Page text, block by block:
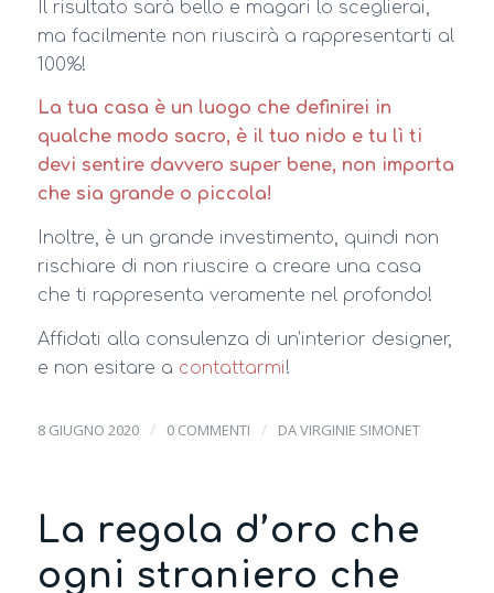
Il risultato sarà bello e magari lo sceglierai,
ma facilmente non riuscirà a rappresentarti al
100%!
La tua casa è un luogo che definirei in
qualche modo sacro, è il tuo nido e tu lì ti
devi sentire davvero super bene, non importa
che sia grande o piccola!
Inoltre, è un grande investimento, quindi non
rischiare di non riuscire a creare una casa
che ti rappresenta veramente nel profondo!
Affidati alla consulenza di un’interior designer,
e non esitare a contattarmi!
8 GIUGNO 2020 / 0 COMMENTI / DAVIRGINIE SIMONET
La regola d’oro che
ogni straniero che